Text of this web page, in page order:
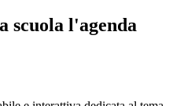
l'agenda